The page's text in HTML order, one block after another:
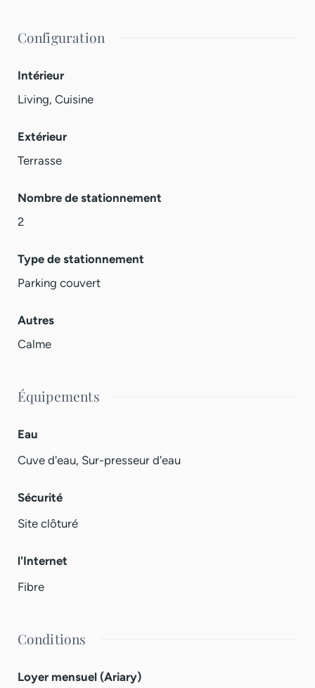
Configuration
Intérieur
Living, Cuisine
Extérieur
Terrasse
Nombre de stationnement
2
Type de stationnement
Parking couvert
Autres
Calme
Équipements
Eau
Cuve d'eau, Sur-presseur d'eau
Sécurité
Site clôturé
l'Internet
Fibre
Conditions
Loyer mensuel (Ariary)